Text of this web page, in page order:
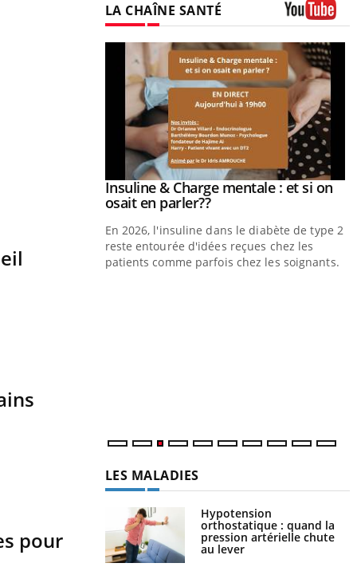
pour
LA CHAÎNE SANTÉ
ce qui la rend
Youtube
Insuline & Charge mentale : et si on
osait en parler??Youtube
En 2026, l'insuline dans le diabète de type 2
reste entourée d'idées reçues chez les
patients comme parfois chez les soignants.
LES MALADIES
Hypotension
orthostatique : quand la
pression artérielle chute
au lever